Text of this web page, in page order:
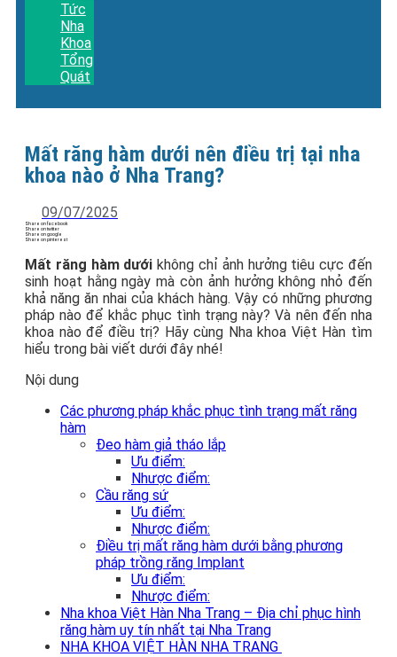
Tức
Nha
Khoa
Tổng
Quát
Mất răng hàm dưới nên điều trị tại nha
khoa nào ở Nha Trang?
09/07/2025
Share on facebook
Share on twitter
Share on google
Share on pinterest
Mất răng hàm dưới không chỉ ảnh hưởng tiêu cực đến
sinh hoạt hằng ngày mà còn ảnh hưởng không nhỏ đến
khả năng ăn nhai của khách hàng. Vậy có những phương
pháp nào để khắc phục tình trạng này? Và nên đến nha
khoa nào để điều trị? Hãy cùng Nha khoa Việt Hàn tìm
hiểu trong bài viết dưới đây nhé!
Nội dung
Các phương pháp khắc phục tình trạng mất răng
hàm
Đeo hàm giả tháo lắp
Ưu điểm:
Nhược điểm:
Cầu răng sứ
Ưu điểm:
Nhược điểm:
Điều trị mất răng hàm dưới bằng phương
pháp trồng răng Implant
Ưu điểm:
Nhược điểm:
Nha khoa Việt Hàn Nha Trang – Địa chỉ phục hình
răng hàm uy tín nhất tại Nha Trang
NHA KHOA VIỆT HÀN NHA TRANG